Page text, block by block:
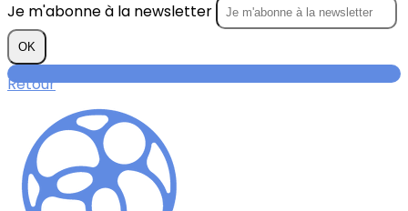
Je m'abonne à la newsletter
OK
Retour